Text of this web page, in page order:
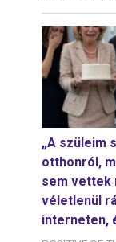
„A szüleim
otthonról,
sem vettek
véletlenül
interneten,